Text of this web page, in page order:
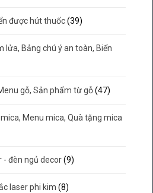
được hút thuốc (39)
lửa, Bảng chú ý an toàn, Biển
gỗ, Sản phẩm từ gỗ (47)
Menu mica, Quà tặng mica
- đèn ngủ decor (9)
laser phi kim (8)